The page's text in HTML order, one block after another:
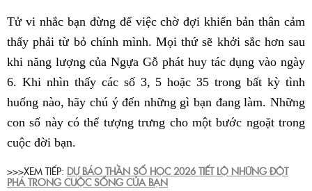
Tử vi nhắc bạn đừng để việc chờ đợi khiến bản thân cảm
thấy phải từ bỏ chính mình. Mọi thứ sẽ khởi sắc hơn sau
khi năng lượng của Ngựa Gỗ phát huy tác dụng vào ngày
6. Khi nhìn thấy các số 3, 5 hoặc 35 trong bất kỳ tình
huống nào, hãy chú ý đến những gì bạn đang làm. Những
con số này có thể tượng trưng cho một bước ngoặt trong
cuộc đời bạn.
>>>XEM TIẾP: DỰ BÁO THẦN SỐ HỌC 2026 TIẾT LỘ NHỮNG ĐỘT
PHÁ TRONG CUỘC SỐNG CỦA BẠN